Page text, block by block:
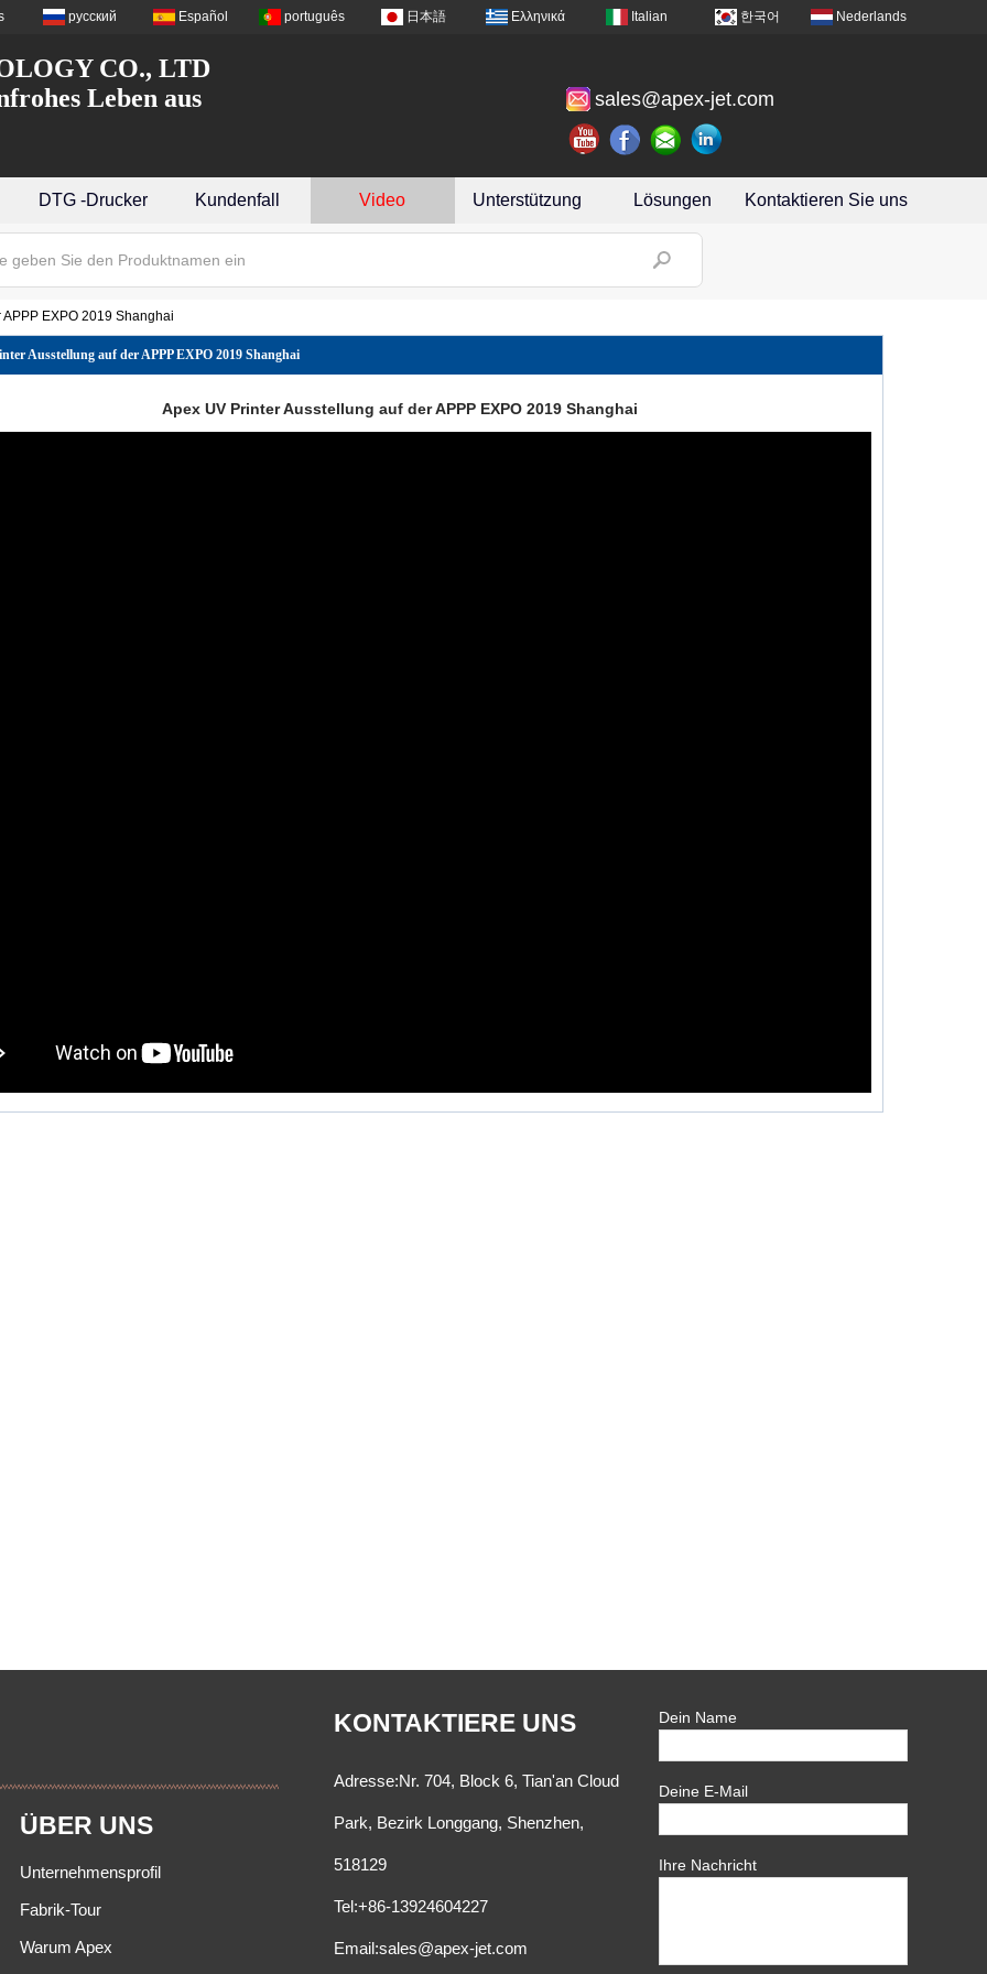
русский Español português 日本語 Ελληνικά Italian 한국어 Nederlands
CO., LTD
Leben aus
sales@apex-jet.com
DTG -Drucker Kundenfall Video Unterstützung Lösungen Kontaktieren Sie uns
EXPO 2019 Shanghai
Ausstellung auf der APPP EXPO 2019 Shanghai
Apex UV Printer Ausstellung auf der APPP EXPO 2019 Shanghai
ÜBER UNS
Unternehmensprofil
Fabrik-Tour
Warum Apex
KONTAKTIERE UNS
Adresse:Nr. 704, Block 6, Tian'an Cloud
Park, Bezirk Longgang, Shenzhen,
518129
Tel:+86-13924604227
Email:sales@apex-jet.com
Dein Name
Deine E-Mail
Ihre Nachricht